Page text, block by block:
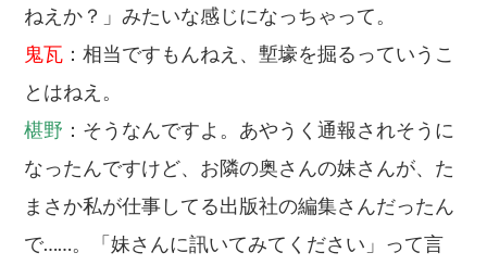
ねえか？」みたいな感じになっちゃって。
鬼瓦 ：相当ですもんねえ、塹壕を掘るっていうこ
とはねえ。
椹野 ：そうなんですよ。あやうく通報されそうに
なったんですけど、お隣の奥さんの妹さんが、た
まさか私が仕事してる出版社の編集さんだったん
で……。「妹さんに訊いてみてください」って言